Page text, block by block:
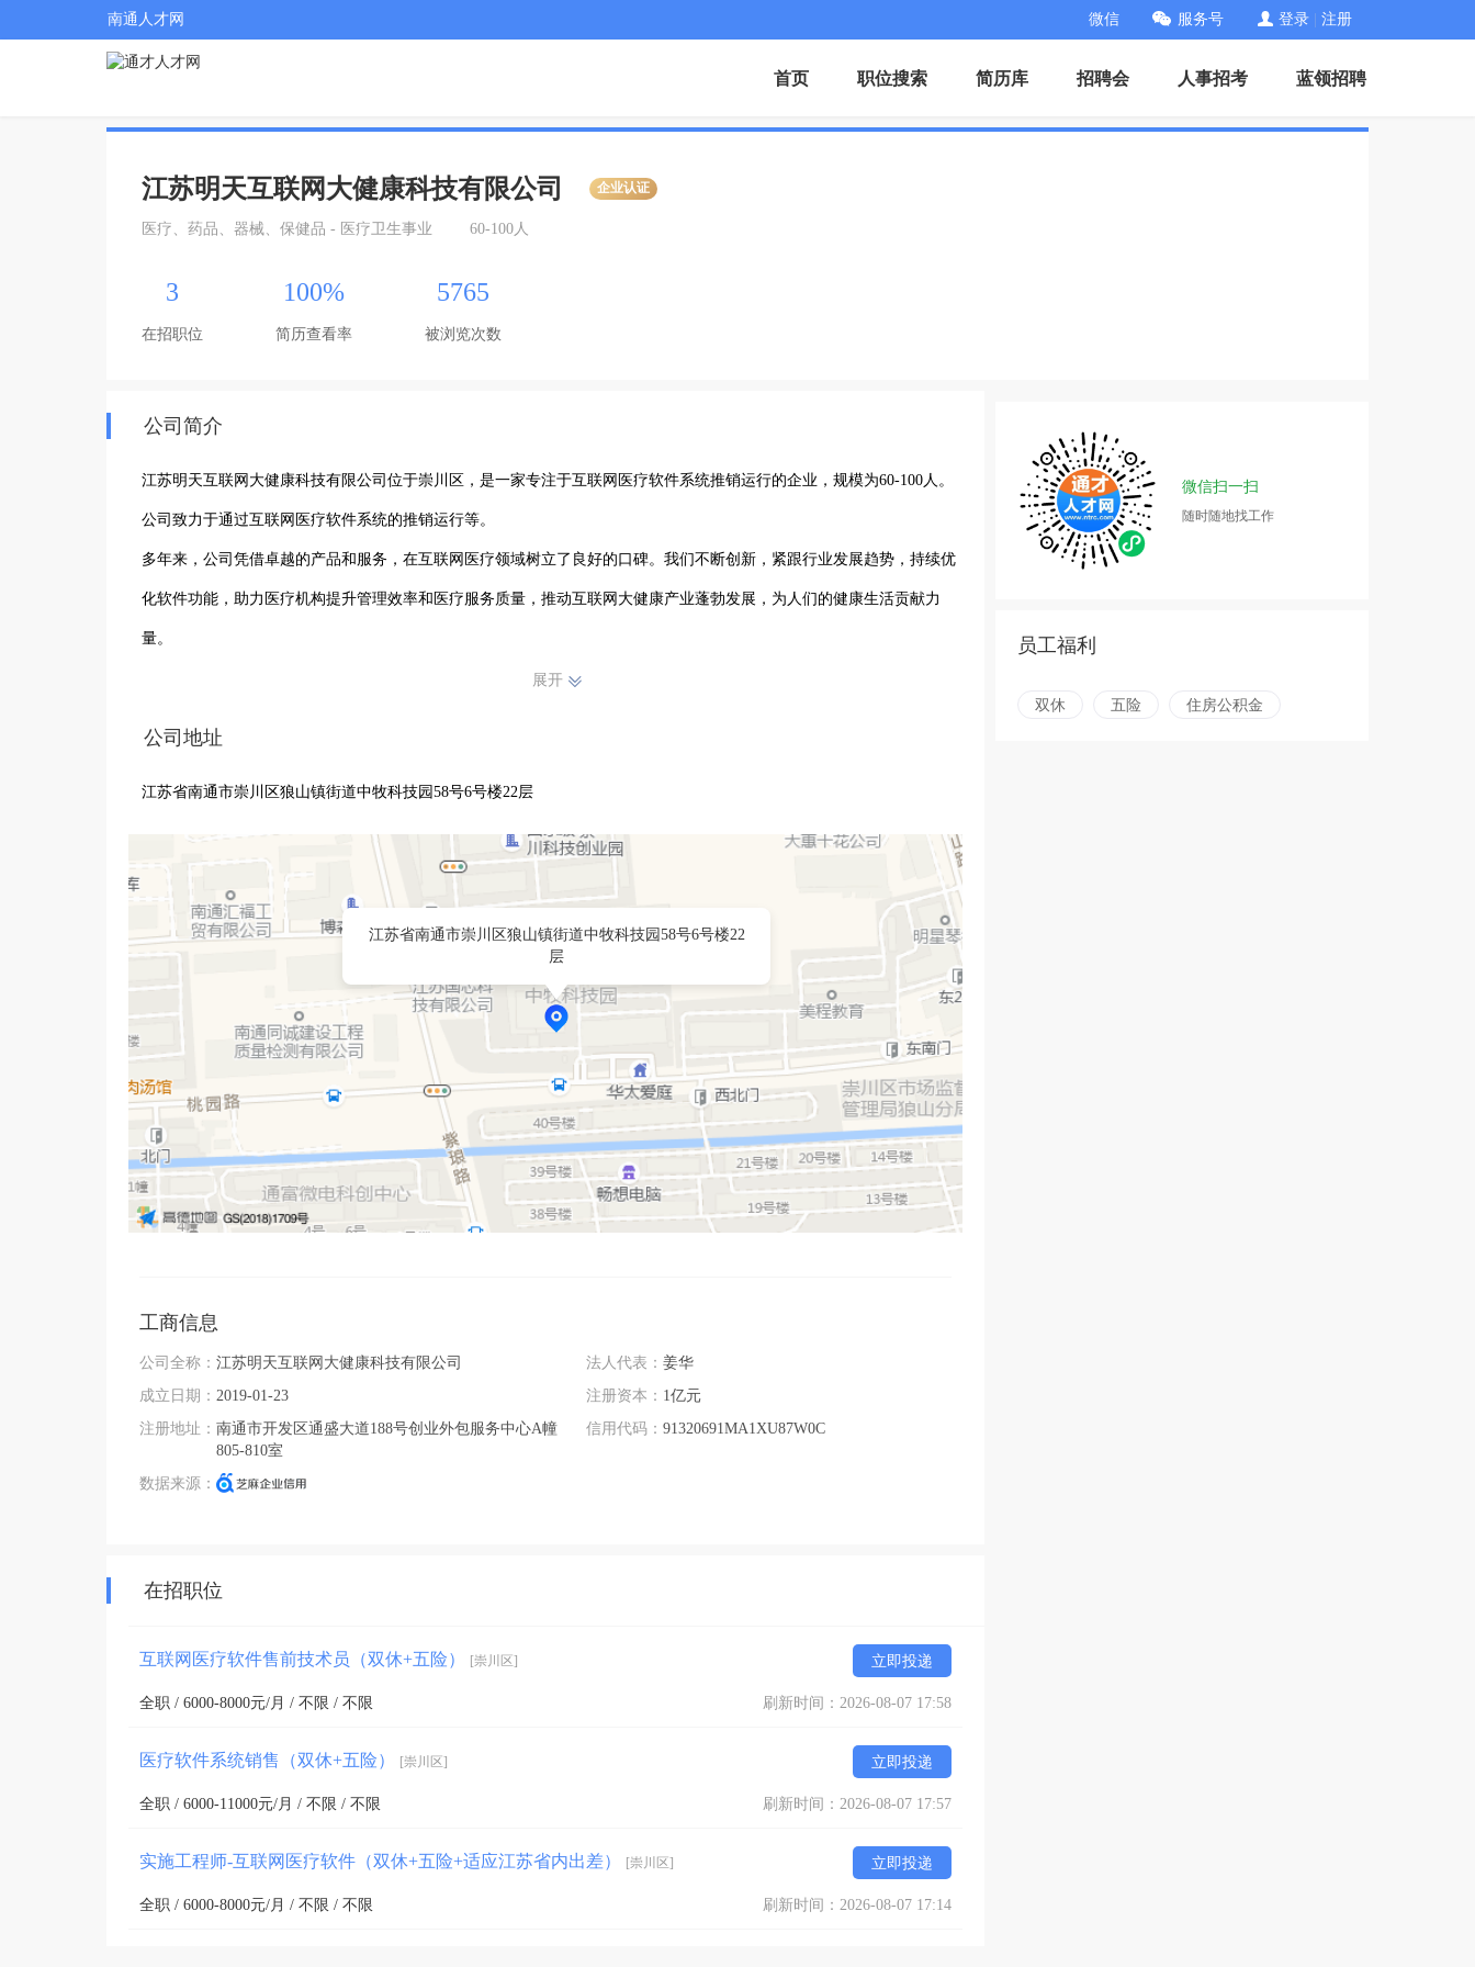
南通人才网 微信 服务号 登录 注册
首页 职位搜索 简历库 招聘会 人事招考 蓝领招聘
江苏明天互联网大健康科技有限公司 企业认证
医疗、药品、器械、保健品 - 医疗卫生事业 60-100人
3
在招职位
100%
简历查看率
5765
被浏览次数
公司简介
江苏明天互联网大健康科技有限公司位于崇川区，是一家专注于互联网医疗软件系统推销运行的企业，规模为60-100人。
公司致力于通过互联网医疗软件系统的推销运行等。
多年来，公司凭借卓越的产品和服务，在互联网医疗领域树立了良好的口碑。我们不断创新，紧跟行业发展趋势，持续优
化软件功能，助力医疗机构提升管理效率和医疗服务质量，推动互联网大健康产业蓬勃发展，为人们的健康生活贡献力
量。
展开
公司地址
江苏省南通市崇川区狼山镇街道中牧科技园58号6号楼22层
江苏省南通市崇川区狼山镇街道中牧科技园58号6号楼22
层
工商信息
公司全称： 江苏明天互联网大健康科技有限公司
成立日期： 2019-01-23
注册地址： 南通市开发区通盛大道188号创业外包服务中心A幢
805-810室
数据来源：
法人代表： 姜华
注册资本： 1亿元
信用代码： 91320691MA1XU87W0C
在招职位
互联网医疗软件售前技术员（双休+五险） [崇川区] 立即投递
全职 / 6000-8000元/月 / 不限 / 不限 刷新时间：2026-08-07 17:58
医疗软件系统销售（双休+五险） [崇川区] 立即投递
全职 / 6000-11000元/月 / 不限 / 不限 刷新时间：2026-08-07 17:57
实施工程师-互联网医疗软件（双休+五险+适应江苏省内出差） [崇川区] 立即投递
全职 / 6000-8000元/月 / 不限 / 不限 刷新时间：2026-08-07 17:14
微信扫一扫
随时随地找工作
员工福利
双休 五险 住房公积金